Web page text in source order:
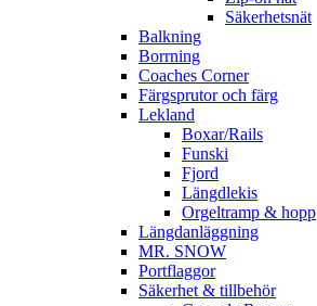
Säkerhetsnät
Balkning
Borrning
Coaches Corner
Färgsprutor och färg
Lekland
Boxar/Rails
Funski
Fjord
Längdlekis
Orgeltramp & hopp
Längdanläggning
MR. SNOW
Portflaggor
Säkerhet & tillbehör